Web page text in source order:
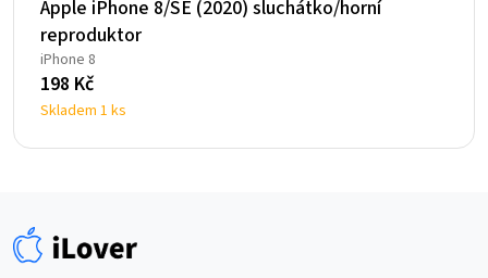
Apple iPhone 8/SE (2020) sluchátko/horní
reproduktor
iPhone 8
198 Kč
Skladem 1 ks